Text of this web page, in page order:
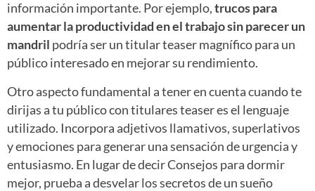
información importante. Por ejemplo,trucos para
aumentar la productividad en el trabajo sin parecer un
mandril podría ser un titular teaser magnífico para un
público interesado en mejorar su rendimiento.
Otro aspecto fundamental a tener en cuenta cuando te
dirijas a tu público con titulares teaser es el lenguaje
utilizado. Incorpora adjetivos llamativos, superlativos
y emociones para generar una sensación de urgencia y
entusiasmo. En lugar de decir Consejos para dormir
mejor, prueba a desvelar los secretos de un sueño